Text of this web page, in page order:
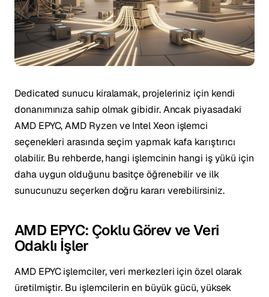
Dedicated sunucu kiralamak, projeleriniz için kendi
donanımınıza sahip olmak gibidir. Ancak piyasadaki
AMD EPYC, AMD Ryzen ve Intel Xeon işlemci
seçenekleri arasında seçim yapmak kafa karıştırıcı
olabilir. Bu rehberde, hangi işlemcinin hangi iş yükü için
daha uygun olduğunu basitçe öğrenebilir ve ilk
sunucunuzu seçerken doğru kararı verebilirsiniz.
AMD EPYC: Çoklu Görev ve Veri
Odaklı İşler
AMD EPYC işlemciler, veri merkezleri için özel olarak
üretilmiştir. Bu işlemcilerin en büyük gücü, yüksek